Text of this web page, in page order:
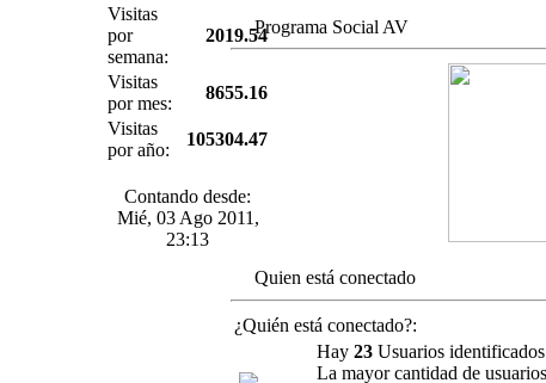
Visitas
por
semana:
2019.54
Visitas
por mes:
8655.16
Visitas
por año:
105304.47
Contando desde:
Mié, 03 Ago 2011,
23:13
Programa Social AV
Quien está conectado
¿Quién está conectado?:
Hay 23 Usuarios
La mayor cantidad de